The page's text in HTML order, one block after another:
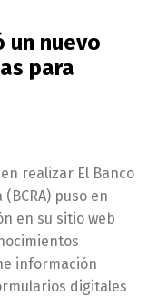
un nuevo
para
realizar El Banco
puso en
en su sitio web
información
digitales